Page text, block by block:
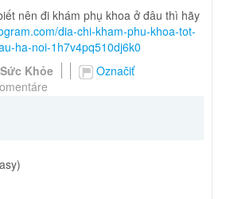
nên đi khám phụ khoa ở đâu thì hãy
dia-chi-kham-phu-khoa-tot-
ha-noi-1h7v4pq510dj6k0
Khỏe
Označiť